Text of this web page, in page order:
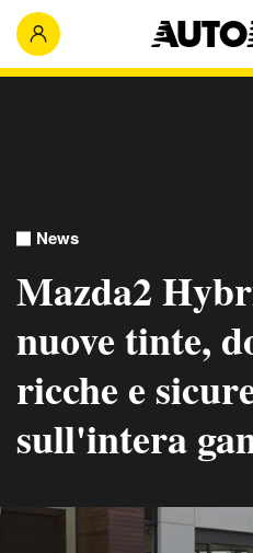
News
Mazda2
nuove tinte,
ricche e
sull'intera